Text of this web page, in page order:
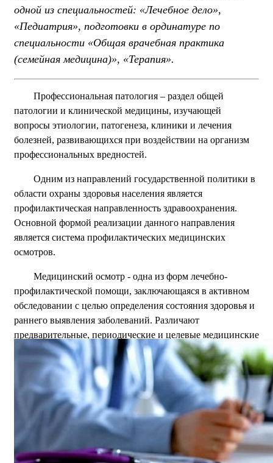
одной из специальностей: «Лечебное дело»,
«Педиатрия», подготовки в ординатуре по
специальности «Общая врачебная практика
(семейная медицина)», «Терапия».
Профессиональная патология – раздел общей
патологии и клинической медицины, изучающей
вопросы этиологии, патогенеза, клиники и лечения
болезней, развивающихся при воздействии на организм
профессиональных вредностей.
Одним из направлений государственной политики в
области охраны здоровья населения является
профилактическая направленность здравоохранения.
Основной формой реализации данного направления
является система профилактических медицинских
осмотров.
Медицинский осмотр - одна из форм лечебно-
профилактической помощи, заключающаяся в активном
обследовании с целью определения состояния здоровья и
раннего выявления заболеваний. Различают
предварительные, периодические и целевые медицинские
осмотры.